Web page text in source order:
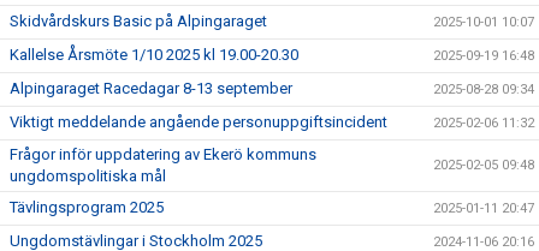
SPONSORER & PARTNERS
MATILDA RAPAPORT MINNESFOND
Skidvårdskurs Basic på Alpingaraget 2025-10-01 10:07
Kallelse Årsmöte 1/10 2025 kl 19.00-20.30 2025-09-19 16:48
Alpingaraget Racedagar 8-13 september 2025-08-28 09:34
Viktigt meddelande angående personuppgiftsincident 2025-02-06 11:32
Frågor inför uppdatering av Ekerö kommuns
ungdomspolitiska mål
2025-02-05 09:48
Tävlingsprogram 2025 2025-01-11 20:47
Ungdomstävlingar i Stockholm 2025 2024-11-06 20:16